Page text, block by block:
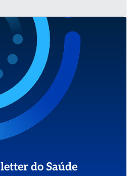
do Saúde